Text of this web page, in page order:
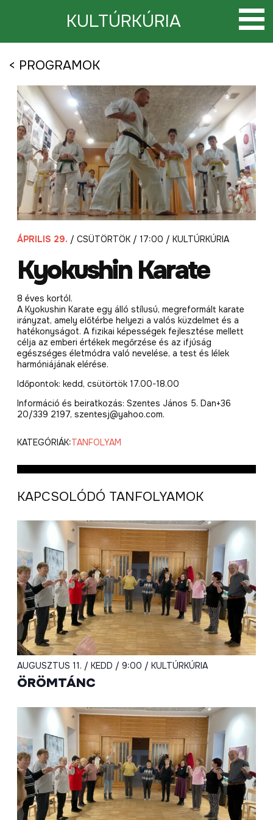
KULTÚRKÚRIA
< PROGRAMOK
ÁPRILIS 29. / CSÜTÖRTÖK / 17:00 / KULTÚRKÚRIA
Kyokushin Karate
8 éves kortól.
A Kyokushin Karate egy álló stílusú, megreformált karate
irányzat, amely előtérbe helyezi a valós küzdelmet és a
hatékonyságot. A fizikai képességek fejlesztése mellett
célja az emberi értékek megőrzése és az ifjúság
egészséges életmódra való nevelése, a test és lélek
harmóniájának elérése.
Időpontok: kedd, csütörtök 17.00-18.00
Információ és beiratkozás: Szentes János 5. Dan+36
20/339 2197, szentesj@yahoo.com.
KATEGÓRIÁK:TANFOLYAM
KAPCSOLÓDÓ TANFOLYAMOK
AUGUSZTUS 11. / KEDD / 9:00 / KULTÚRKÚRIA
ÖRÖMTÁNC